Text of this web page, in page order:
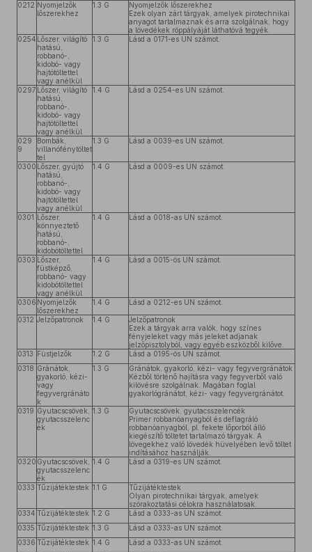
0212 Nyomjelzők
lőszerekhez
1.3 G
Nyomjelzők lőszerekhez
Ezek olyan zárt tárgyak, amelyek pirotechnikai
anyagot tartalmaznak és arra szolgálnak, hogy
a lövedékek röppályáját láthatóvá tegyék.
0254 Lőszer, világító
hatású,
robbanó-,
kidobó- vagy
hajtótöltettel
vagy anélkül
1.3 G Lásd a 0171-es UN számot.
0297 Lőszer, világító
hatású,
robbanó-,
kidobó- vagy
hajtótöltettel
vagy anélkül
1.4 G Lásd a 0254-es UN számot.
029
9
Bombák,
villanófénytöltet
tel
1.3 G Lásd a 0039-es UN számot.
0300 Lőszer, gyújtó
hatású,
robbanó-,
kidobó- vagy
hajtótöltettel
vagy anélkül
1.4 G Lásd a 0009-es UN számot.
0301 Lőszer,
könnyeztető
hatású,
robbanó-,
kidobótöltettel
1.4 G Lásd a 0018-as UN számot.
0303 Lőszer,
füstképző,
robbanó- vagy
kidobótöltettel
vagy anélkül
1.4 G Lásd a 0015-ös UN számot.
0306 Nyomjelzők
lőszerekhez
1.4 G Lásd a 0212-es UN számot.
0312 Jelzőpatronok 1.4 G
Jelzőpatronok
Ezek a tárgyak arra valók, hogy színes
fényjeleket vagy más jeleket adjanak
jelzőpisztolyból, vagy egyéb eszközből kilőve.
0313 Füstjelzők 1.2 G
Lásd a 0195-ös UN számot.
0318 Gránátok,
gyakorló, kézi-
vagy
fegyvergránáto
k
1.3 G
Gránátok, gyakorló, kézi- vagy fegyvergránátok
Kézből történő hajításra vagy fegyverből való
kilövésre szolgálnak. Magában foglal
gyakorlógránátot, kézi- vagy fegyvergránátot.
0319 Gyutacscsövek,
gyutacsszelenc
ék
1.3 G
Gyutacscsövek, gyutacsszelencék
Primer robbanóanyagból és deflagráló
robbanóanyagból, pl. fekete lőporból álló
kiegészítő töltetet tartalmazó tárgyak. A
lövegekhez való lövedék hüvelyében levő töltet
indításához használják.
0320 Gyutacscsövek,
gyutacsszelenc
ék
1.4 G Lásd a 0319-es UN számot.
0333 Tűzijátéktestek 1.1 G
Tűzijátéktestek
Olyan pirotechnikai tárgyak, amelyek
szórakoztatási célokra használatosak.
0334 Tűzijátéktestek 1.2 G
Lásd a 0333-as UN számot.
0335 Tűzijátéktestek 1.3 G
Lásd a 0333-as UN számot.
0336 Tűzijátéktestek 1.4 G
Lásd a 0333-as UN számot.